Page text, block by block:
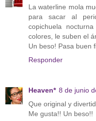
La waterline mola
para sacar al
copichuela
colores, le suben el
Un beso! Pasa buen
Responder
Heaven* 8 de junio
Que original y
Me gusta!! Un beso!!